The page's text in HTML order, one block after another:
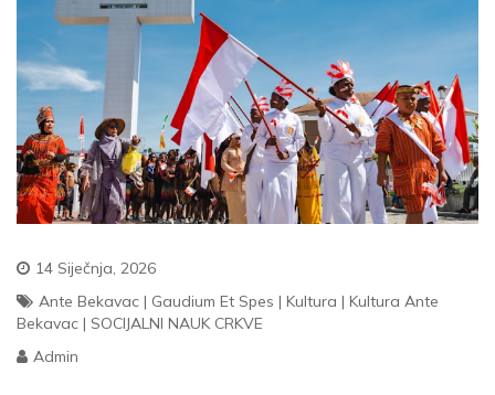
14 Siječnja, 2026
Ante Bekavac | Gaudium Et Spes | Kultura | Kultura Ante
Bekavac | SOCIJALNI NAUK CRKVE
Admin